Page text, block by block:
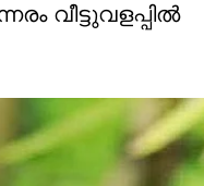
വീട്ടുവളപ്പില്‍